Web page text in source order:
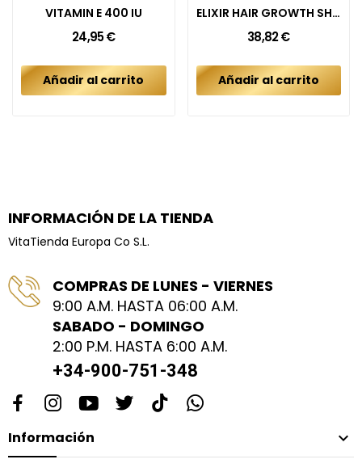
VITAMIN E 400 IU
24,95 €
Añadir al carrito
ELIXIR HAIR GROWTH SHAMPOO
38,82 €
Añadir al carrito
INFORMACIÓN DE LA TIENDA
VitaTienda Europa Co S.L.
COMPRAS DE LUNES - VIERNES
9:00 A.M. HASTA 06:00 A.M.
SABADO - DOMINGO
2:00 P.M. HASTA 6:00 A.M.
+34-900-751-348
Información 